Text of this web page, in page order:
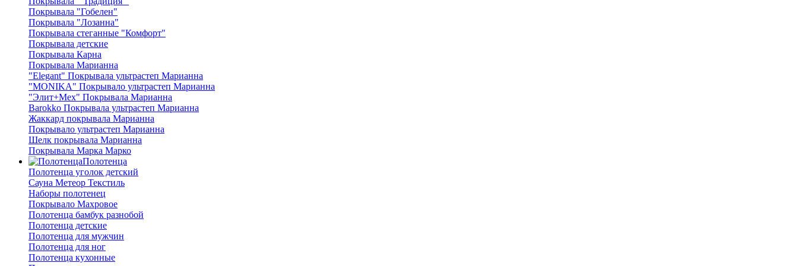
Покрывала "Гобелен"
Покрывала "Лозанна"
Покрывала стеганные "Комфорт"
Покрывала детские
Покрывала Карна
Покрывала Марианна
"Elegant" Покрывала ультрастеп Марианна
"MONIKA" Покрывало ультрастеп Марианна
"Элит+Мех" Покрывала Марианна
Barokko Покрывала ультрастеп Марианна
Жаккард покрывала Марианна
Покрывало ультрастеп Марианна
Шелк покрывала Марианна
Покрывала Марка Марко
Полотенца
Полотенца уголок детский
Сауна Метеор Текстиль
Наборы полотенец
Покрывало Махровое
Полотенца бамбук разнобой
Полотенца детские
Полотенца для мужчин
Полотенца для ног
Полотенца кухонные